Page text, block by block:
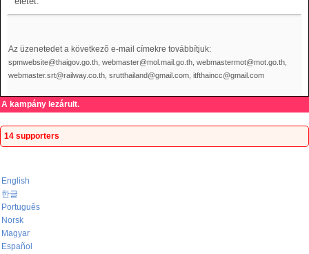
Az üzenetedet a következõ e-mail címekre továbbítjuk:
spmwebsite@thaigov.go.th, webmaster@mol.mail.go.th, webmastermot@mot.go.th,
webmaster.srt@railway.co.th, srutthailand@gmail.com, itfthaincc@gmail.com
A kampány lezárult.
14 supporters
English
한글
Português
Norsk
Magyar
Español